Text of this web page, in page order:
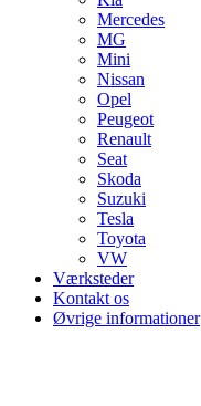
Mercedes
MG
Mini
Nissan
Opel
Peugeot
Renault
Seat
Skoda
Suzuki
Tesla
Toyota
VW
Værksteder
Kontakt os
Øvrige informationer